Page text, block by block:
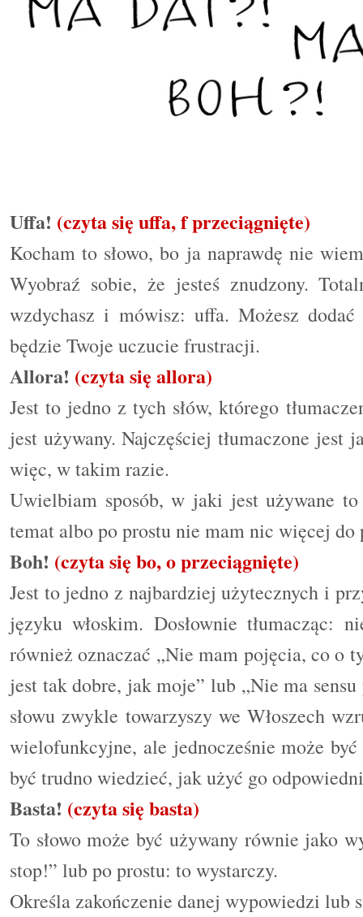
Uffa! (czyta się uffa, f przeciągnięte)
Kocham to słowo, bo ja naprawdę nie
Wyobraź sobie, że jesteś znudzony.
wzdychasz i mówisz: uffa. Możesz
będzie Twoje uczucie frustracji.
Allora! (czyta się allora)
Jest to jedno z tych słów, którego
jest używany. Najczęściej tłumaczone
więc, w takim razie.
Uwielbiam sposób, w jaki jest używane
temat albo po prostu nie mam nic więcej
Boh! (czyta się bo, o przeciągnięte)
Jest to jedno z najbardziej użytecznych i
języku włoskim. Dosłownie
również oznaczać „Nie mam pojęcia, co o
jest tak dobre, jak moje” lub „Nie ma sensu
słowu zwykle towarzyszy we Włoszech
wielofunkcyjne, ale jednocześnie może
być trudno wiedzieć, jak użyć go
Basta! (czyta się basta)
To słowo może być używany równie jako
stop!” lub po prostu: to wystarczy.
Określa zakończenie danej wypowiedzi lub